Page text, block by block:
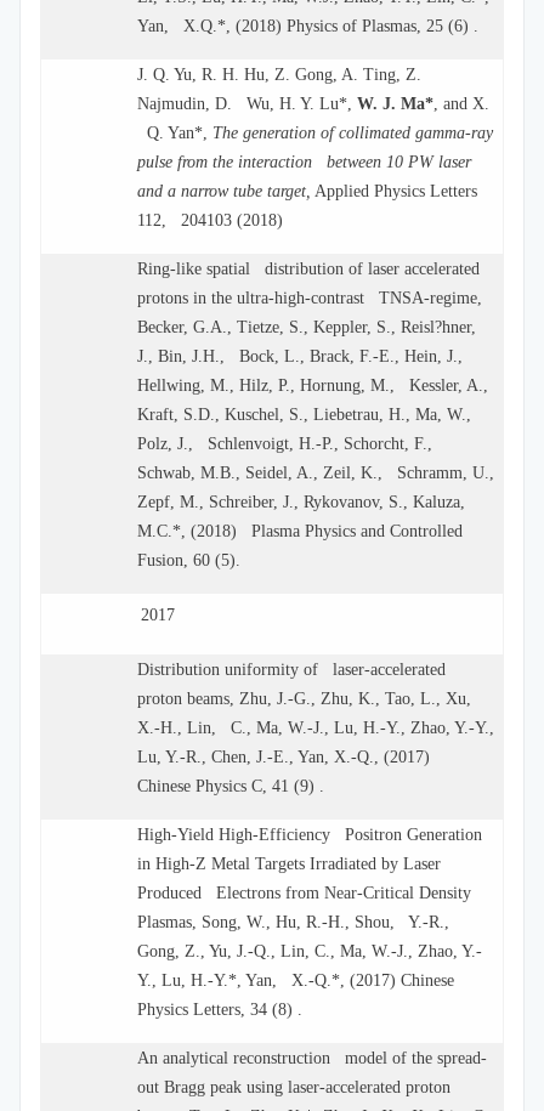
Yan, X.Q.*, (2018) Physics of Plasmas, 25 (6) .
J. Q. Yu, R. H. Hu, Z. Gong, A. Ting, Z.
Najmudin, D. Wu, H. Y. Lu*, W. J. Ma*, and X.
Q. Yan*, The generation of collimated gamma-ray
pulse from the interaction between 10 PW laser
and a narrow tube target, Applied Physics Letters
112, 204103 (2018)
Ring-like spatial distribution of laser accelerated
protons in the ultra-high-contrast TNSA-regime,
Becker, G.A., Tietze, S., Keppler, S., Reisl?hner,
J., Bin, J.H., Bock, L., Brack, F.-E., Hein, J.,
Hellwing, M., Hilz, P., Hornung, M., Kessler, A.,
Kraft, S.D., Kuschel, S., Liebetrau, H., Ma, W.,
Polz, J., Schlenvoigt, H.-P., Schorcht, F.,
Schwab, M.B., Seidel, A., Zeil, K., Schramm, U.,
Zepf, M., Schreiber, J., Rykovanov, S., Kaluza,
M.C.*, (2018) Plasma Physics and Controlled
Fusion, 60 (5).
2017
Distribution uniformity of laser-accelerated
proton beams, Zhu, J.-G., Zhu, K., Tao, L., Xu,
X.-H., Lin, C., Ma, W.-J., Lu, H.-Y., Zhao, Y.-Y.,
Lu, Y.-R., Chen, J.-E., Yan, X.-Q., (2017)
Chinese Physics C, 41 (9) .
High-Yield High-Efficiency Positron Generation
in High-Z Metal Targets Irradiated by Laser
Produced Electrons from Near-Critical Density
Plasmas, Song, W., Hu, R.-H., Shou, Y.-R.,
Gong, Z., Yu, J.-Q., Lin, C., Ma, W.-J., Zhao, Y.-
Y., Lu, H.-Y.*, Yan, X.-Q.*, (2017) Chinese
Physics Letters, 34 (8) .
An analytical reconstruction model of the spread-
out Bragg peak using laser-accelerated proton